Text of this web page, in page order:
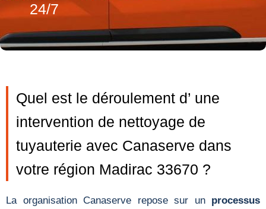
24/7
Quel est le déroulement d’ une
intervention de nettoyage de
tuyauterie avec Canaserve dans
votre région Madirac 33670 ?
La organisation Canaserve repose sur un processus